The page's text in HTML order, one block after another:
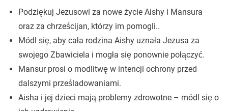
Podziękuj Jezusowi za nowe życie Aishy i Mansura
oraz za chrześcijan, którzy im pomogli..
Módl się, aby cała rodzina Aishy uznała Jezusa za
swojego Zbawiciela i mogła się ponownie połączyć.
Mansur prosi o modlitwę w intencji ochrony przed
dalszymi prześladowaniami.
Aisha i jej dzieci mają problemy zdrowotne – módl się o